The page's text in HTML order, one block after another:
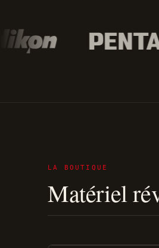
LA BOUTIQUE
Matériel